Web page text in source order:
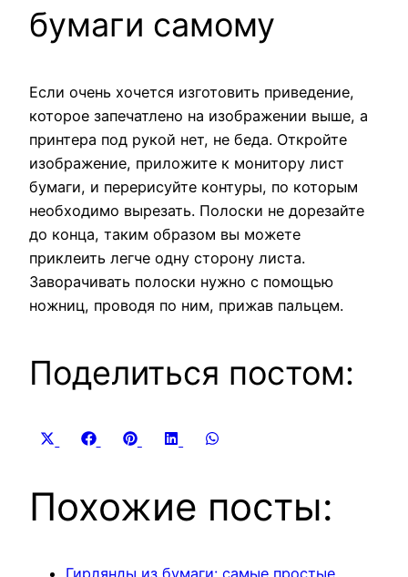
бумаги самому
Если очень хочется изготовить приведение,
которое запечатлено на изображении выше, а
принтера под рукой нет, не беда. Откройте
изображение, приложите к монитору лист
бумаги, и перерисуйте контуры, по которым
необходимо вырезать. Полоски не дорезайте
до конца, таким образом вы можете
приклеить легче одну сторону листа.
Заворачивать полоски нужно с помощью
ножниц, проводя по ним, прижав пальцем.
Поделиться постом:
Share
Share
Facebook
Share
PinterestShare
LinkedIn
Похожие посты:
Гирлянды из бумаги: самые простые